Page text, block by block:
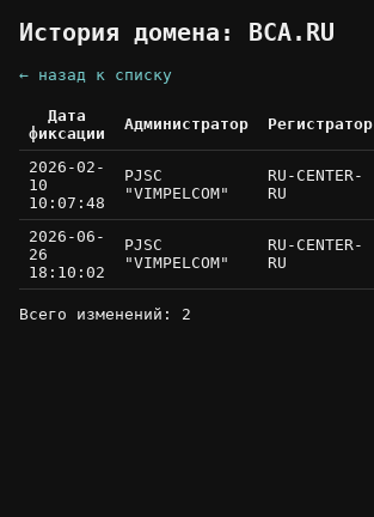
История домена: BCA.RU
← назад к списку
Дата
фиксации
Администратор Регистратор
2026-02-
10
10:07:48
PJSC
"VIMPELCOM"
RU-CENTER-
RU
2026-06-
26
18:10:02
PJSC
"VIMPELCOM"
RU-CENTER-
RU
Всего изменений: 2